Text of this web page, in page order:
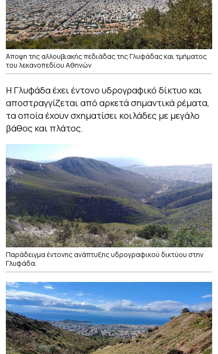
Άποψη της αλλουβιακής πεδιάδας της Γλυφάδας και τμήματος
του λεκανοπεδίου Αθηνών
Η Γλυφάδα έχει έντονο υδρογραφικό δίκτυο και
αποστραγγίζεται από αρκετά σημαντικά ρέματα,
τα οποία έχουν σχηματίσει κοιλάδες με μεγάλο
βάθος και πλάτος.
Παράδειγμα έντονης ανάπτυξης υδρογραφικού δικτύου στην
Γλυφάδα.